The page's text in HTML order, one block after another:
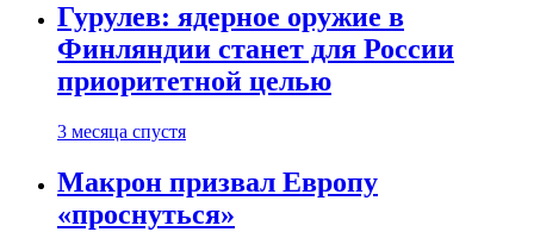
Гурулев: ядерное оружие в
Финляндии станет для России
приоритетной целью
3 месяца спустя
Макрон призвал Европу
«проснуться»